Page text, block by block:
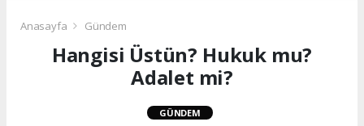
Anasayfa Gündem
Hangisi Üstün? Hukuk mu?
Adalet mi?
GÜNDEM